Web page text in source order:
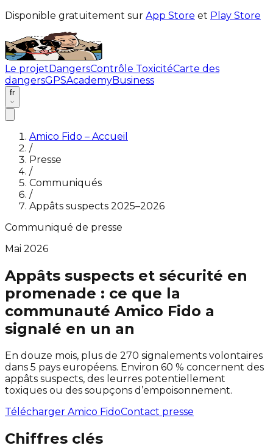
Disponible gratuitement sur App Store et Play Store
Le projetDangersContrôle ToxicitéCarte des
dangersGPSAcademyBusiness
fr
Amico Fido – Accueil
/
Presse
/
Communiqués
/
Appâts suspects 2025–2026
Communiqué de presse
Mai 2026
Appâts suspects et sécurité en
promenade : ce que la
communauté Amico Fido a
signalé en un an
En douze mois, plus de 270 signalements volontaires
dans 5 pays européens. Environ 60 % concernent des
appâts suspects, des leurres potentiellement
toxiques ou des soupçons d’empoisonnement.
Télécharger Amico FidoContact presse
Chiffres clés